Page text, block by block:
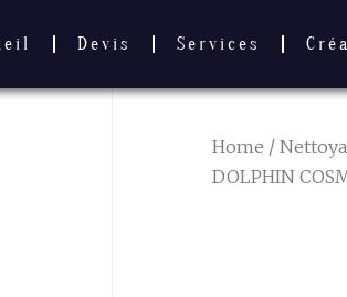
Devis Services
Home /
DOLPHIN